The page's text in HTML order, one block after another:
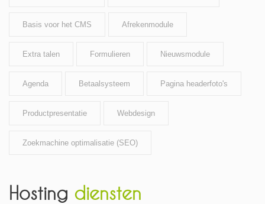
Basis voor het CMS Afrekenmodule
Extra talen Formulieren Nieuwsmodule
Agenda Betaalsysteem Pagina headerfoto's
Productpresentatie Webdesign
Zoekmachine optimalisatie (SEO)
Hosting diensten